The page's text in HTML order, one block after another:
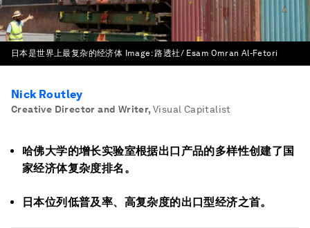
日本是世界上最复杂的经济体 Image:路透社/ Esam Omran Al-Fetori
Nick Routley
Creative Director and Writer, Visual Capitalist
哈佛大学的增长实验室根据出口产品的多样性创建了国
家经济体复杂度排名。
日本位列低普及率、高复杂度的出口型经济之首。